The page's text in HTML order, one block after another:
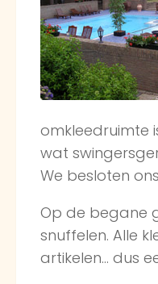
omkleedruimte
wat
We besloten
Op de begane
snuffelen. Alle
artikelen… dus